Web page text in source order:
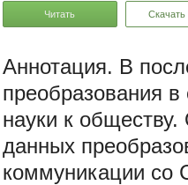
Читать Скачать
В
преобразования
науки к
данных
коммуникации со